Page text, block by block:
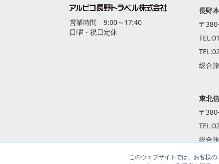
このウェブサイトでは、お客様
営業時間 9:00～17:40
日曜・祝日定休
長野
〒
TEL:
TEL:
総合
東北
〒
TEL:
総合